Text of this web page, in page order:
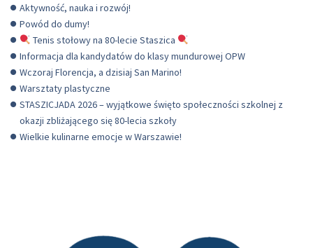
Aktywność, nauka i rozwój!
Powód do dumy!
Tenis stołowy na 80-lecie Staszica
Informacja dla kandydatów do klasy mundurowej OPW
Wczoraj Florencja, a dzisiaj San Marino!
Warsztaty plastyczne
STASZICJADA 2026 – wyjątkowe święto społeczności szkolnej z
okazji zbliżającego się 80-lecia szkoły
Wielkie kulinarne emocje w Warszawie!